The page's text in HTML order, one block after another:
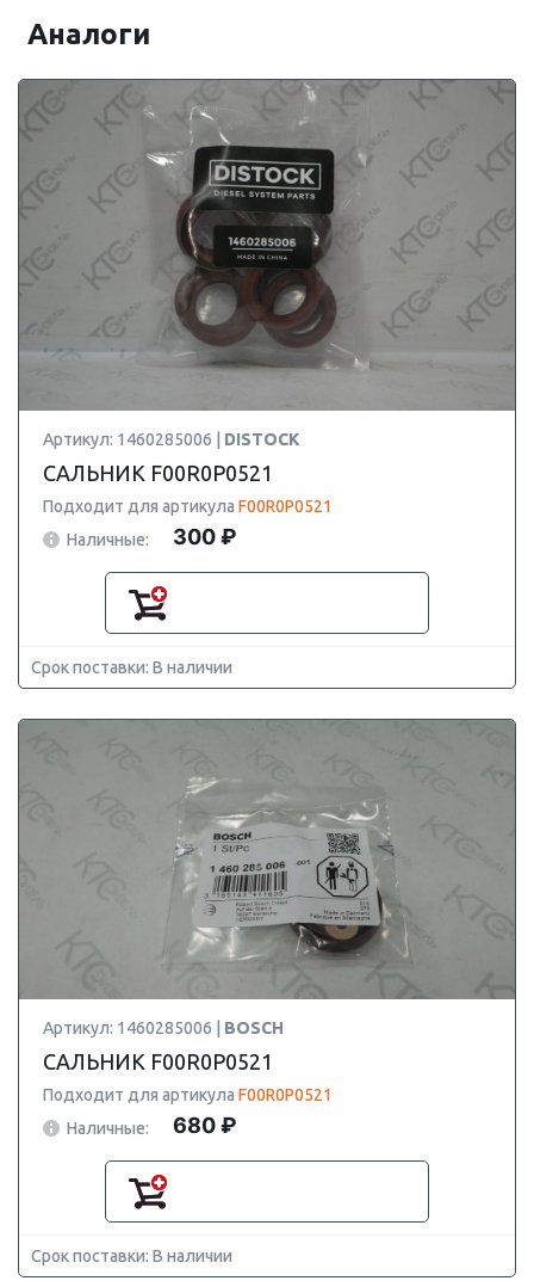
Аналоги
Артикул: 1460285006 | DISTOCK
САЛЬНИК F00R0P0521
Подходит для артикула F00R0P0521
Наличные:
300 ₽
Срок поставки: В наличии
Артикул: 1460285006 | BOSCH
САЛЬНИК F00R0P0521
Подходит для артикула F00R0P0521
Наличные:
680 ₽
Срок поставки: В наличии